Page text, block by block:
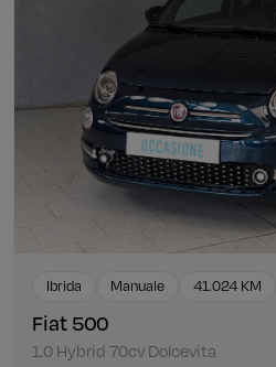
Ibrida Manuale 41.024 KM
Fiat 500
1.0 Hybrid 70cv Dolcevita